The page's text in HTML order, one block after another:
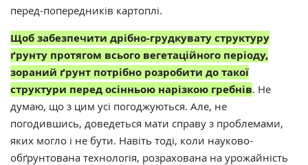
перед-попередників картоплі.
Щоб забезпечити дрібно-грудкувату структуру
ґрунту протягом всього вегетаційного періоду,
зораний ґрунт потрібно розробити до такої
структури перед осінньою нарізкою гребнів. Не
думаю, що з цим усі погоджуються. Але, не
погодившись, доведеться мати справу з проблемами,
яких могло і не бути. Навіть тоді, коли науково-
обґрунтована технологія, розрахована на урожайність